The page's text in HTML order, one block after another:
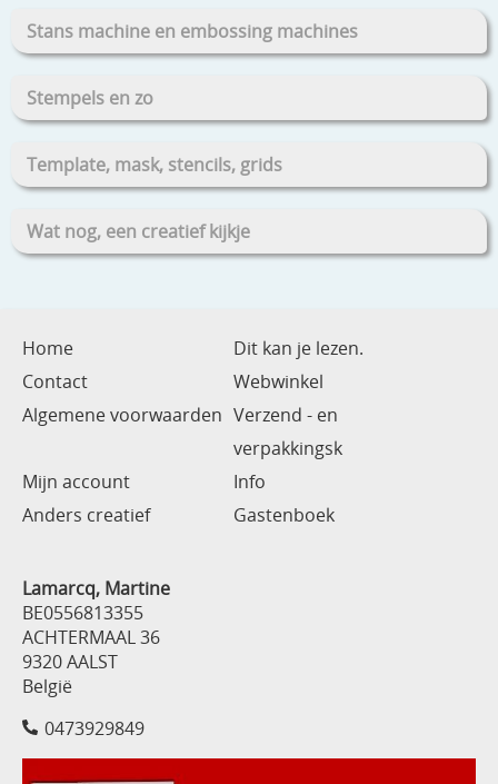
Stans machine en embossing machines
Stempels en zo
Template, mask, stencils, grids
Wat nog, een creatief kijkje
Home
Dit kan je lezen.
Contact
Webwinkel
Algemene voorwaarden Verzend - en
verpakkingsk
Mijn account
Info
Anders creatief
Gastenboek
Lamarcq, Martine
BE0556813355
ACHTERMAAL 36
9320 AALST
België
0473929849